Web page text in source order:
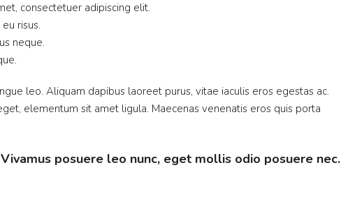
consectetuer adipiscing elit.
risus.
neque.
leo. Aliquam dapibus laoreet purus, vitae iaculis eros egestas ac.
elementum sit amet ligula. Maecenas venenatis eros quis porta
posuere leo nunc, eget mollis odio posuere nec.